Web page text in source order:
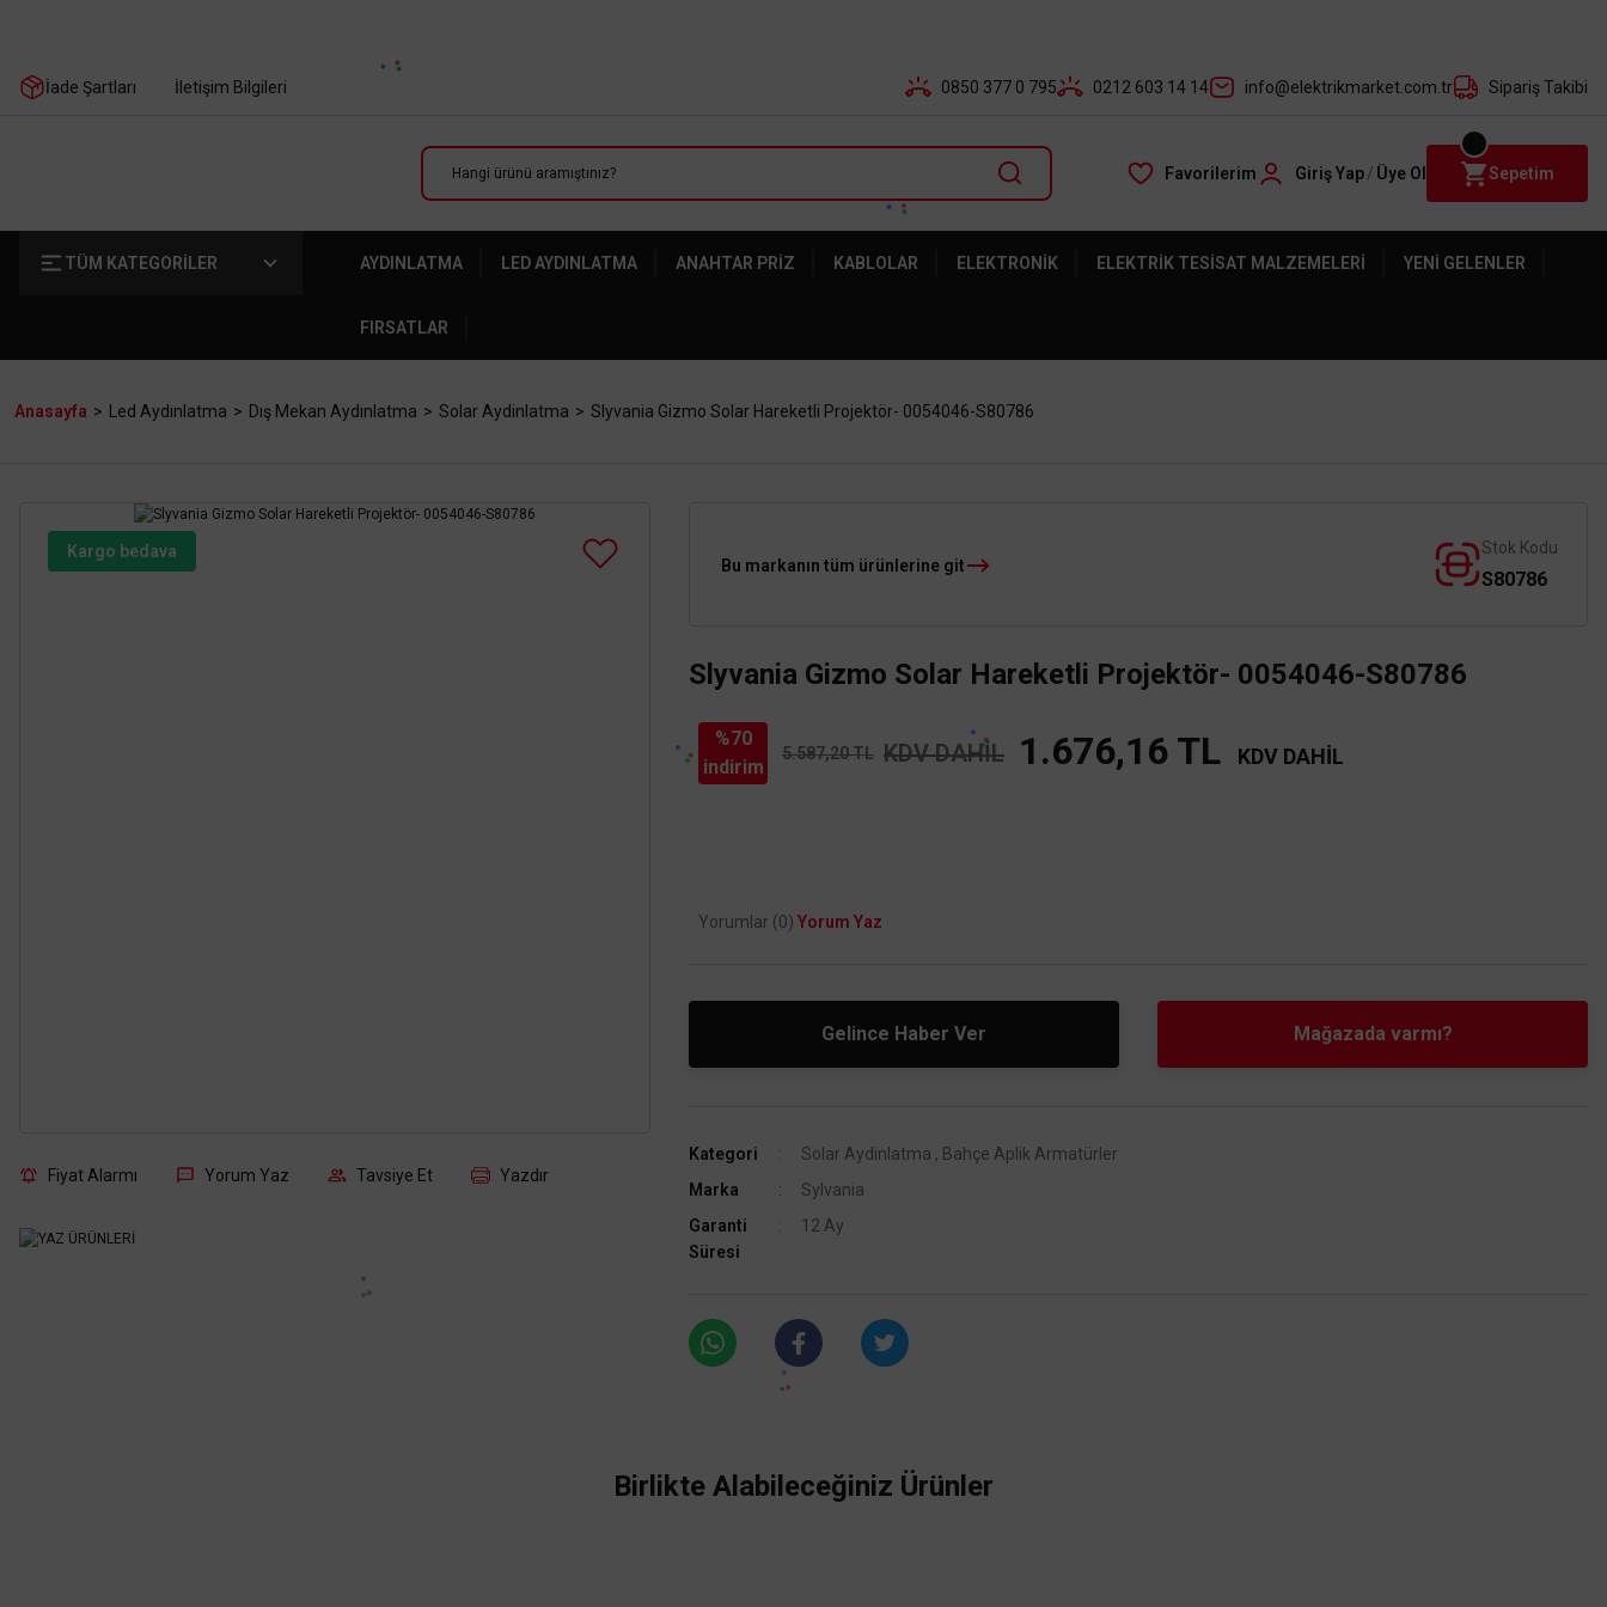
İade Şartları İletişim Bilgileri 0850 377 0 795 0212 603 14 14 info@elektrikmarket.com.tr Sipariş Takibi
Favorilerim Giriş Yap/ Üye Ol Sepetim
TÜM KATEGORİLER AYDINLATMA LED AYDINLATMA ANAHTAR PRIZ KABLOLAR ELEKTRONIK ELEKTRIK TESISAT MALZEMELERI YENI GELENLER
FIRSATLAR
Anasayfa Led Aydınlatma Dış Mekan Aydınlatma Solar Aydinlatma Slyvania Gizmo Solar Hareketli Projektör- 0054046-S80786
Kargo bedava
Fiyat Alarmı Yorum Yaz Tavsiye Et Yazdır
Bu markanın tüm ürünlerine git
Stok Kodu
S80786
Slyvania Gizmo Solar Hareketli Projektör- 0054046-S80786
%70
indirim
5.587,20 TL KDV DAHİL 1.676,16 TL KDV DAHİL
Yorumlar (0) Yorum Yaz
Gelince Haber Ver Mağazada varmı?
Kategori Solar Aydinlatma , Bahçe Aplik Armatürler
Marka
Sylvania
Garanti
Süresi
12 Ay
Birlikte Alabileceğiniz Ürünler